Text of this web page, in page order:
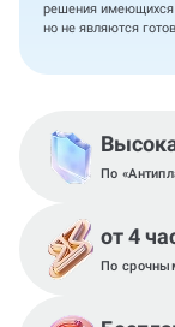
решения имеющихся
но не являются
По
от 4
По